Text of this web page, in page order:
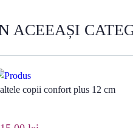
ACEEAȘI
copii confort plus 12 cm